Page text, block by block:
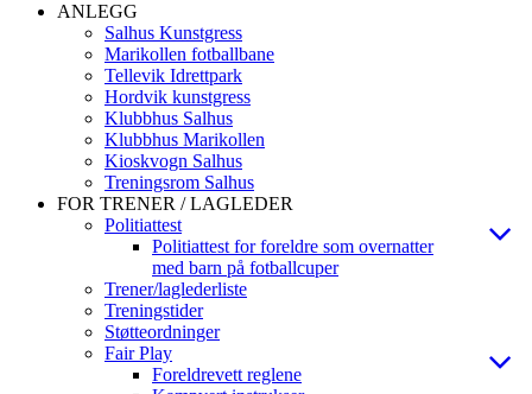
ANLEGG
Salhus Kunstgress
Marikollen fotballbane
Tellevik Idrettpark
Hordvik kunstgress
Klubbhus Salhus
Klubbhus Marikollen
Kioskvogn Salhus
Treningsrom Salhus
FOR TRENER / LAGLEDER
Politiattest
Politiattest for foreldre som overnatter
med barn på fotballcuper
Trener/laglederliste
Treningstider
Støtteordninger
Fair Play
Foreldrevett reglene